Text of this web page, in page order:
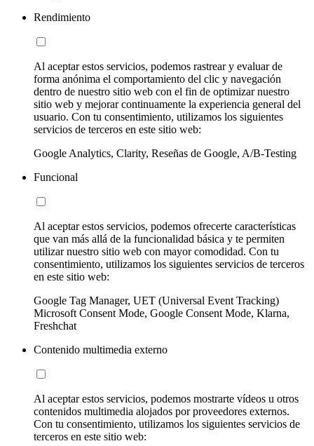
Rendimiento
Al aceptar estos servicios, podemos rastrear y evaluar de
forma anónima el comportamiento del clic y navegación
dentro de nuestro sitio web con el fin de optimizar nuestro
sitio web y mejorar continuamente la experiencia general del
usuario. Con tu consentimiento, utilizamos los siguientes
servicios de terceros en este sitio web:
Google Analytics, Clarity, Reseñas de Google, A/B-Testing
Funcional
Al aceptar estos servicios, podemos ofrecerte características
que van más allá de la funcionalidad básica y te permiten
utilizar nuestro sitio web con mayor comodidad. Con tu
consentimiento, utilizamos los siguientes servicios de terceros
en este sitio web:
Google Tag Manager, UET (Universal Event Tracking)
Microsoft Consent Mode, Google Consent Mode, Klarna,
Freshchat
Contenido multimedia externo
Al aceptar estos servicios, podemos mostrarte vídeos u otros
contenidos multimedia alojados por proveedores externos.
Con tu consentimiento, utilizamos los siguientes servicios de
terceros en este sitio web: